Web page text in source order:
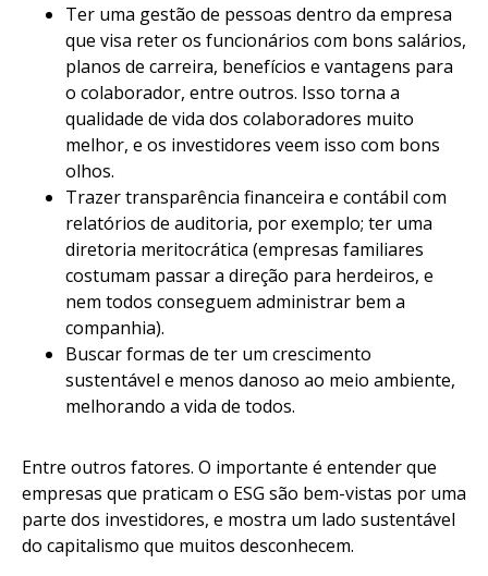
Ter uma gestão de pessoas dentro da empresa
que visa reter os funcionários com bons salários,
planos de carreira, benefícios e vantagens para
o colaborador, entre outros. Isso torna a
qualidade de vida dos colaboradores muito
melhor, e os investidores veem isso com bons
olhos.
Trazer transparência financeira e contábil com
relatórios de auditoria, por exemplo; ter uma
diretoria meritocrática (empresas familiares
costumam passar a direção para herdeiros, e
nem todos conseguem administrar bem a
companhia).
Buscar formas de ter um crescimento
sustentável e menos danoso ao meio ambiente,
melhorando a vida de todos.
Entre outros fatores. O importante é entender que
empresas que praticam o ESG são bem-vistas por uma
parte dos investidores, e mostra um lado sustentável
do capitalismo que muitos desconhecem.